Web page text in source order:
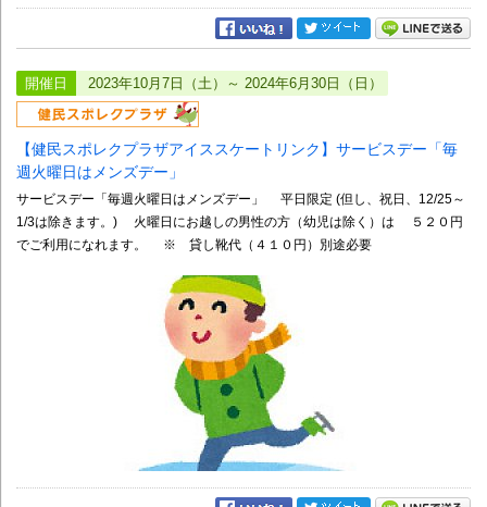
開催日 2023年10月7日（土）～ 2024年6月30日（日）
【健民スポレクプラザアイススケートリンク】サービスデー「毎
週火曜日はメンズデー」
サービスデー「毎週火曜日はメンズデー」 平日限定 (但し、祝日、12/25～
1/3は除きます。) 火曜日にお越しの男性の方（幼児は除く）は ５２０円
でご利用になれます。 ※ 貸し靴代（４１０円）別途必要